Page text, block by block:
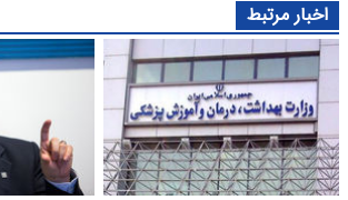
اخبار مرتبط